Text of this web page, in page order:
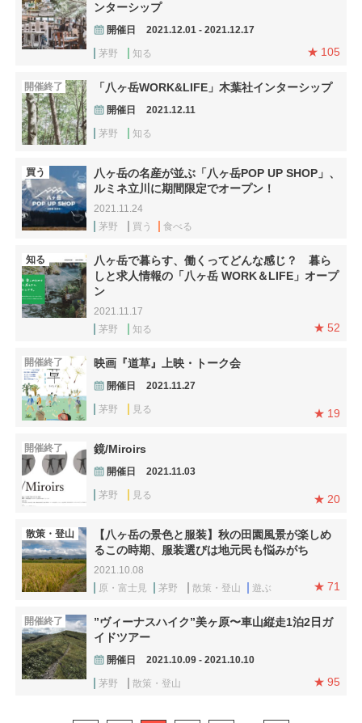
ンターシップ
開催日 2021.12.01 - 2021.12.17
茅野 知る 105
開催終了 「八ヶ岳WORK&LIFE」木葉社インターシップ
開催日 2021.12.11
茅野 知る
買う
八ヶ岳の名産が並ぶ「八ヶ岳POP UP SHOP」、
ルミネ立川に期間限定でオープン！
2021.11.24
茅野
買う 食べる
知る
八ヶ岳で暮らす、働くってどんな感じ？ 暮ら
しと求人情報の「八ヶ岳 WORK＆LIFE」オープ
ン
2021.11.17
茅野
知る 52
開催終了 映画『道草』上映・トーク会
開催日 2021.11.27
茅野 見る 19
開催終了 鏡/Miroirs
開催日 2021.11.03
茅野 見る 20
散策・登山
【八ヶ岳の景色と服装】秋の田園風景が楽しめ
るこの時期、服装選びは地元民も悩みがち
2021.10.08
原・富士見
茅野 散策・登山 遊ぶ 71
開催終了
”ヴィーナスハイク”美ヶ原〜車山縦走1泊2日ガ
イドツアー
開催日 2021.10.09 - 2021.10.10
茅野 散策・登山 95